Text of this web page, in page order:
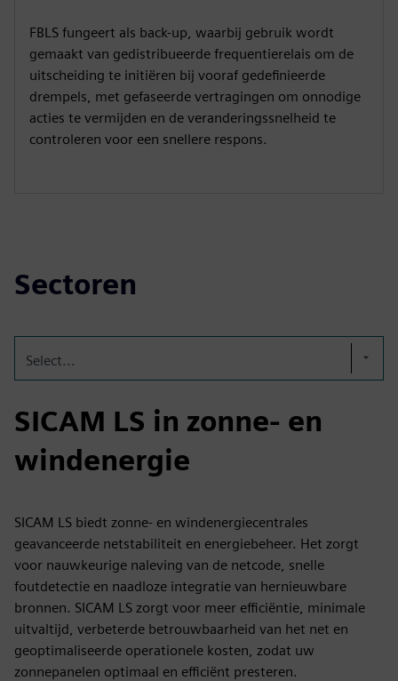
FBLS fungeert als back-up, waarbij gebruik wordt
gemaakt van gedistribueerde frequentierelais om de
uitscheiding te initiëren bij vooraf gedefinieerde
drempels, met gefaseerde vertragingen om onnodige
acties te vermijden en de veranderingssnelheid te
controleren voor een snellere respons.
Sectoren
Select...
SICAM LS in zonne- en
windenergie
SICAM LS biedt zonne- en windenergiecentrales
geavanceerde netstabiliteit en energiebeheer. Het zorgt
voor nauwkeurige naleving van de netcode, snelle
foutdetectie en naadloze integratie van hernieuwbare
bronnen. SICAM LS zorgt voor meer efficiëntie, minimale
uitvaltijd, verbeterde betrouwbaarheid van het net en
geoptimaliseerde operationele kosten, zodat uw
zonnepanelen optimaal en efficiënt presteren.